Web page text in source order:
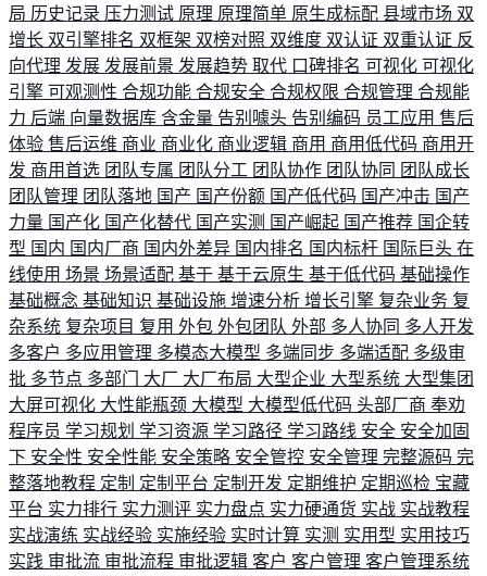
局 历史记录 压力测试 原理 原理简单 原生成标配 县域市场 双
增长 双引擎排名 双框架 双榜对照 双维度 双认证 双重认证 反
向代理 发展 发展前景 发展趋势 取代 口碑排名 可视化 可视化
引擎 可观测性 合规功能 合规安全 合规权限 合规管理 合规能
力 后端 向量数据库 含金量 告别噱头 告别编码 员工应用 售后
体验 售后运维 商业 商业化 商业逻辑 商用 商用低代码 商用开
发 商用首选 团队专属 团队分工 团队协作 团队协同 团队成长
团队管理 团队落地 国产 国产份额 国产低代码 国产冲击 国产
力量 国产化 国产化替代 国产实测 国产崛起 国产推荐 国企转
型 国内 国内厂商 国内外差异 国内排名 国内标杆 国际巨头 在
线使用 场景 场景适配 基于 基于云原生 基于低代码 基础操作
基础概念 基础知识 基础设施 增速分析 增长引擎 复杂业务 复
杂系统 复杂项目 复用 外包 外包团队 外部 多人协同 多人开发
多客户 多应用管理 多模态大模型 多端同步 多端适配 多级审
批 多节点 多部门 大厂 大厂布局 大型企业 大型系统 大型集团
大屏可视化 大性能瓶颈 大模型 大模型低代码 头部厂商 奉劝
程序员 学习规划 学习资源 学习路径 学习路线 安全 安全加固
下 安全性 安全性能 安全策略 安全管控 安全管理 完整源码 完
整落地教程 定制 定制平台 定制开发 定期维护 定期巡检 宝藏
平台 实力排行 实力测评 实力盘点 实力硬通货 实战 实战教程
实战演练 实战经验 实施经验 实时计算 实测 实用型 实用技巧
实践 审批流 审批流程 审批逻辑 客户 客户管理 客户管理系统